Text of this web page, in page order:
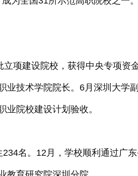
项建设院校，获得中央专项资
技术学院院长。6月深圳大学
院校建设计划验收。
名。12月，学校顺利通过广